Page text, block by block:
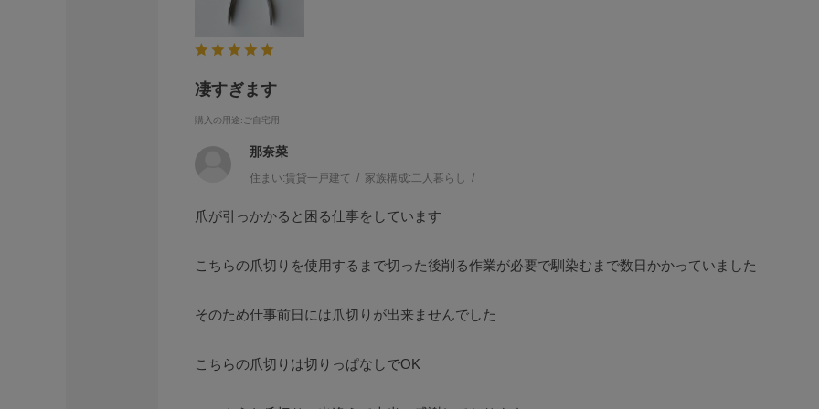
凄すぎます
購入の用途:ご自宅用
那奈菜
住まい:賃貸一戸建て 家族構成:二人暮らし
爪が引っかかると困る仕事をしています
こちらの爪切りを使用するまで切った後削る作業が必要で馴染むまで数日かかっていました
そのため仕事前日には爪切りが出来ませんでした
こちらの爪切りは切りっぱなしでOK